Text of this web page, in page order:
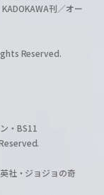
刊／オー
Reserved.
・BS11
社・ジョジョの奇